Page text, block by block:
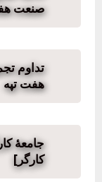
صنعت
تداوم
هفت تپه
جامعهٔ
کارگر]